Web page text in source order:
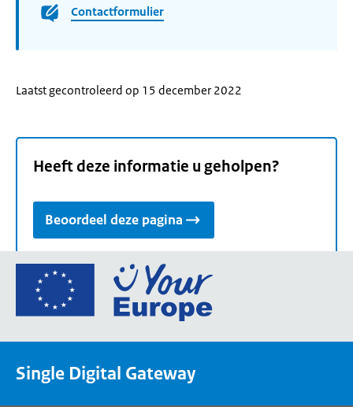
Contactformulier
Laatst gecontroleerd op 15 december 2022
Heeft deze informatie u geholpen?
Beoordeel deze pagina
Ga
de
Single Digital Gateway